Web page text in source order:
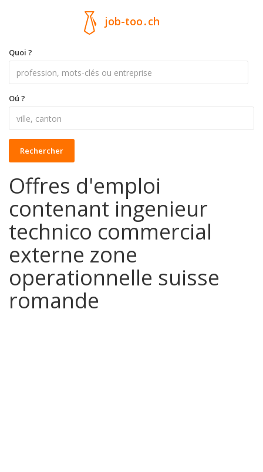
job-too.ch
Quoi ?
Oú ?
Rechercher
Offres d'emploi
contenant ingenieur
technico commercial
externe zone
operationnelle suisse
romande